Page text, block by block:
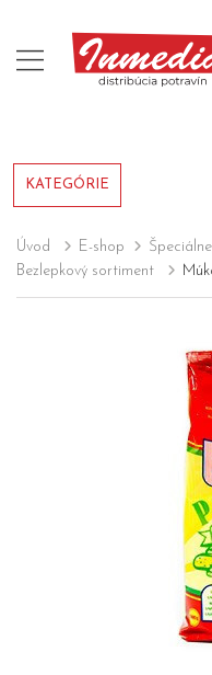
KATEGÓRIE
Úvod E-shop
Bezlepkový sortiment